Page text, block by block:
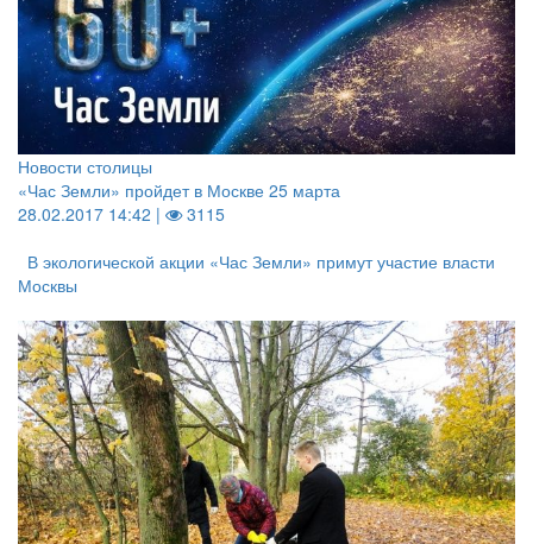
Новости столицы
«Час Земли» пройдет в Москве 25 марта
28.02.2017 14:42 |
3115
В экологической акции «Час Земли» примут участие власти
Москвы